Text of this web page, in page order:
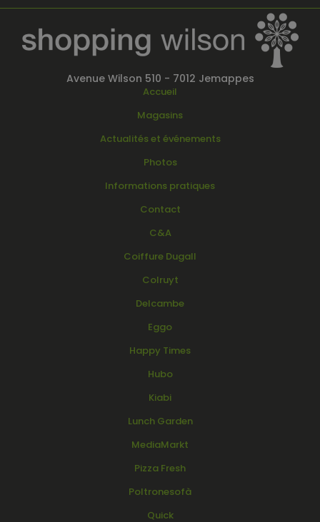
Avenue Wilson 510 - 7012 Jemappes
Accueil
Magasins
Actualités et événements
Photos
Informations pratiques
Contact
C&A
Coiffure Dugall
Colruyt
Delcambe
Eggo
Happy Times
Hubo
Kiabi
Lunch Garden
MediaMarkt
Pizza Fresh
Poltronesofà
Quick